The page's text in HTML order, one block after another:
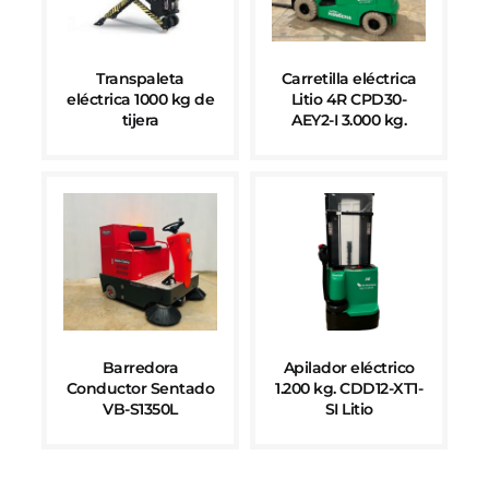
Transpaleta
eléctrica 1000 kg de
tijera
Carretilla eléctrica
Litio 4R CPD30-
AEY2-I 3.000 kg.
Barredora
Conductor Sentado
VB-S1350L
Apilador eléctrico
1.200 kg. CDD12-XT1-
SI Litio